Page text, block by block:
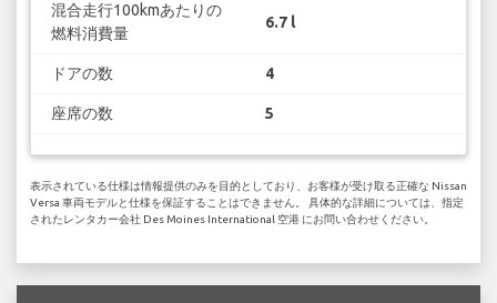
混合走行100kmあたりの
燃料消費量
6.7 l
ドアの数 4
座席の数 5
表示されている仕様は情報提供のみを目的としており、お客様が受け取る正確な Nissan
Versa 車両モデルと仕様を保証することはできません。 具体的な詳細については、指定
されたレンタカー会社 Des Moines International 空港 にお問い合わせください。